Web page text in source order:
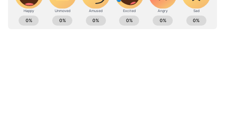
ABOUT THE AUTHOR